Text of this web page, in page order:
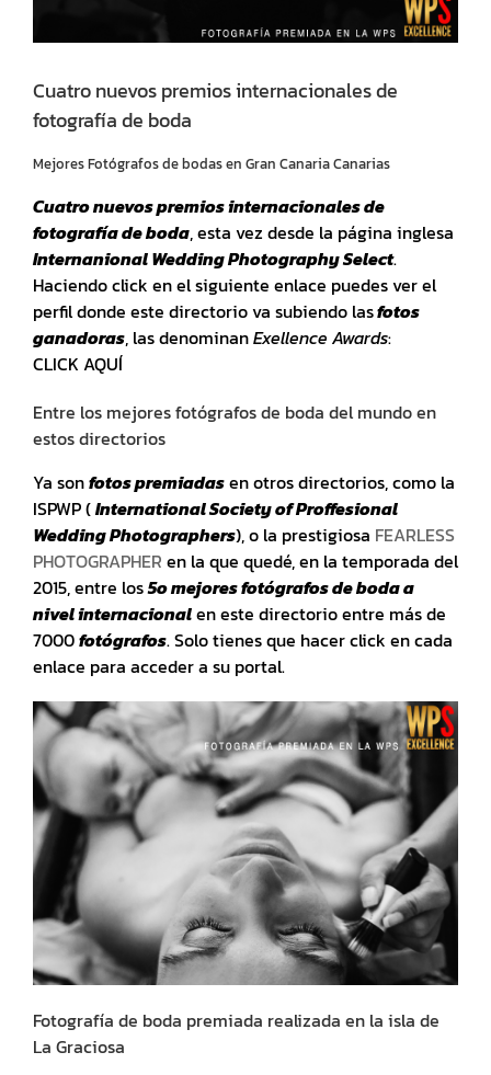
Cuatro nuevos premios internacionales de
fotografía de boda
Mejores Fotógrafos de bodas en Gran Canaria Canarias
Cuatro nuevos premios internacionales de
fotografía de boda, esta vez desde la página inglesa
Internanional Wedding Photography Select.
Haciendo click en el siguiente enlace puedes ver el
perfil donde este directorio va subiendo lasfotos
ganadoras, las denominanExellence Awards:
CLICK AQUÍ
Entre los mejores fotógrafos de boda del mundo en
estos directorios
Ya sonfotos premiadasen otros directorios, como la
ISPWP (International Society of Proffesional
Wedding Photographers), o la prestigiosa FEARLESS
PHOTOGRAPHER en la que quedé, en la temporada del
2015, entre los5o mejores fotógrafos de boda a
nivel internacionalen este directorio entre más de
7000fotógrafos. Solo tienes que hacer click en cada
enlace para acceder a su portal.
Fotografía de boda premiada realizada en la isla de
La Graciosa